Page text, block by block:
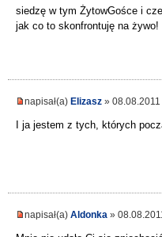
siedzę w tym ŻytowGośce i
jak co to skonfrontuję na żywo!
napisał(a) Elizasz »
I ja jestem z tych, których
napisał(a) Aldonka »